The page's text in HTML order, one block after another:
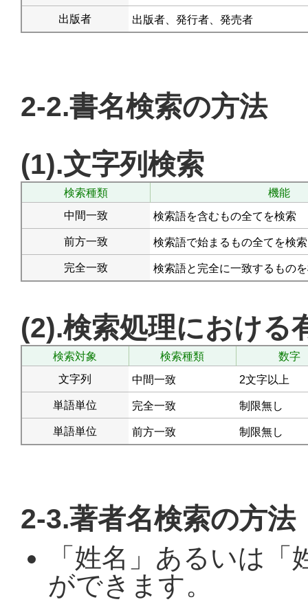
出版者 出版者、発行者、発売者
2-2.書名検索の方法
(1).文字列検索
検索種類
機能
中間一致
検索語を含むもの全てを検索
前方一致 検索語で始まるもの全てを検索
完全一致 検索語と完全に一致するもの
(2).検索処理における
検索対象 検索種類
数字
文字列
中間一致 2文字以上
単語単位 完全一致 制限無し
単語単位 前方一致 制限無し
2-3.著者名検索の方法
「姓名」あるいは
ができます。